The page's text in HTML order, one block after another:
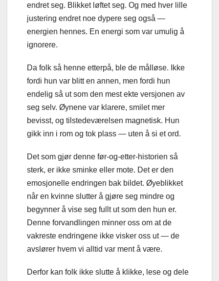
endret seg. Blikket løftet seg. Og med hver lille
justering endret noe dypere seg også —
energien hennes. En energi som var umulig å
ignorere.
Da folk så henne etterpå, ble de målløse. Ikke
fordi hun var blitt en annen, men fordi hun
endelig så ut som den mest ekte versjonen av
seg selv. Øynene var klarere, smilet mer
bevisst, og tilstedeværelsen magnetisk. Hun
gikk inn i rom og tok plass — uten å si et ord.
Det som gjør denne før-og-etter-historien så
sterk, er ikke sminke eller mote. Det er den
emosjonelle endringen bak bildet. Øyeblikket
når en kvinne slutter å gjøre seg mindre og
begynner å vise seg fullt ut som den hun er.
Denne forvandlingen minner oss om at de
vakreste endringene ikke visker oss ut — de
avslører hvem vi alltid var ment å være.
Derfor kan folk ikke slutte å klikke, lese og dele